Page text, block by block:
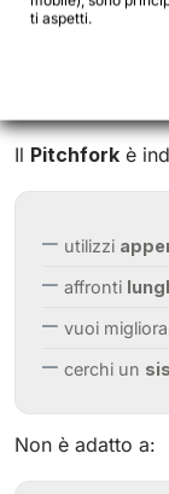
Quando
Il Pitchfork è
utilizzi
affronti
vuoi
cerchi un
Non è adatto a:
ti aspetti.